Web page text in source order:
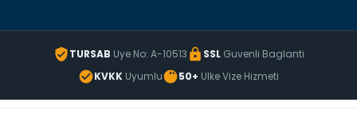
TURSAB Uye No: A-10513 SSLGuvenli Baglanti
KVKK Uyumlu 50+ Ulke Vize Hizmeti